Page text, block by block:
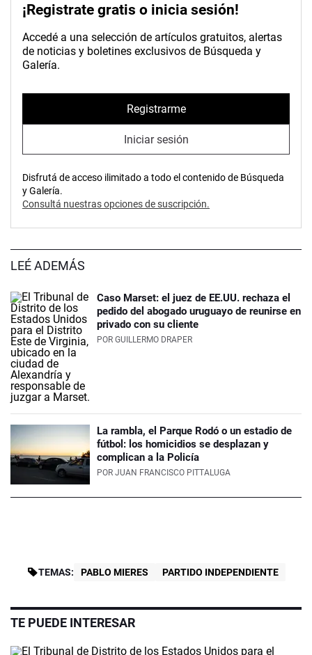
¡Registrate gratis o inicia sesión!
Accedé a una selección de artículos gratuitos, alertas
de noticias y boletines exclusivos de Búsqueda y
Galería.
Registrarme
Iniciar sesión
Disfrutá de acceso ilimitado a todo el contenido de Búsqueda
y Galería.
Consultá nuestras opciones de suscripción.
LEÉ ADEMÁS
Caso Marset: el juez de EE.UU. rechaza el
pedido del abogado uruguayo de reunirse en
privado con su cliente
POR GUILLERMO DRAPER
La rambla, el Parque Rodó o un estadio de
fútbol: los homicidios se desplazan y
complican a la Policía
POR JUAN FRANCISCO PITTALUGA
TEMAS: PABLO MIERES PARTIDO INDEPENDIENTE
TE PUEDE INTERESAR